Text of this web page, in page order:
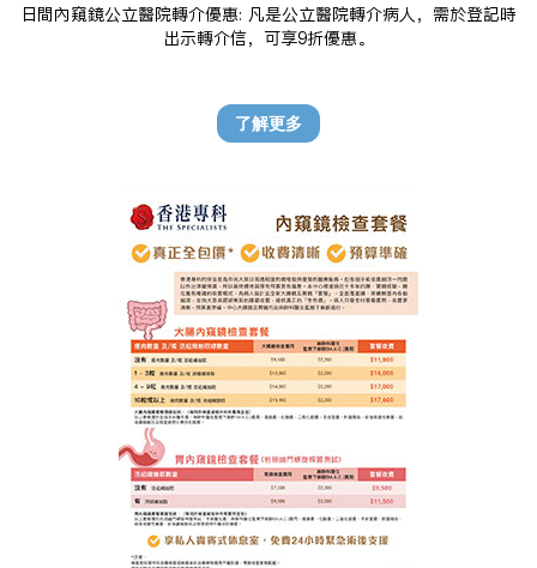
日間內窺鏡公立醫院轉介優惠: 凡是公立醫院轉介病人，需於登記時
出示轉介信，可享9折優惠。
了解更多